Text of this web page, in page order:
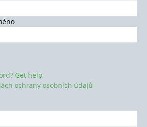
Get help
ochrany osobních údajů